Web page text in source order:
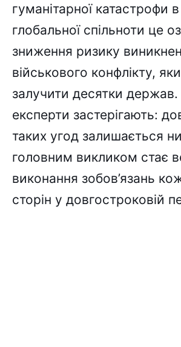
гуманітарної катастрофи
глобальної спільноти це
зниження ризику
військового конфлікту,
залучити десятки
експерти застерігають:
таких угод залишається
головним викликом стає
виконання зобов’язань
сторін у довгостроковій